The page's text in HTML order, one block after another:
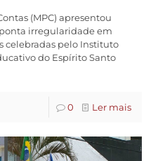
(MPC) apresentou
irregularidade em
celebradas pelo Instituto
do Espírito Santo
0 Ler mais